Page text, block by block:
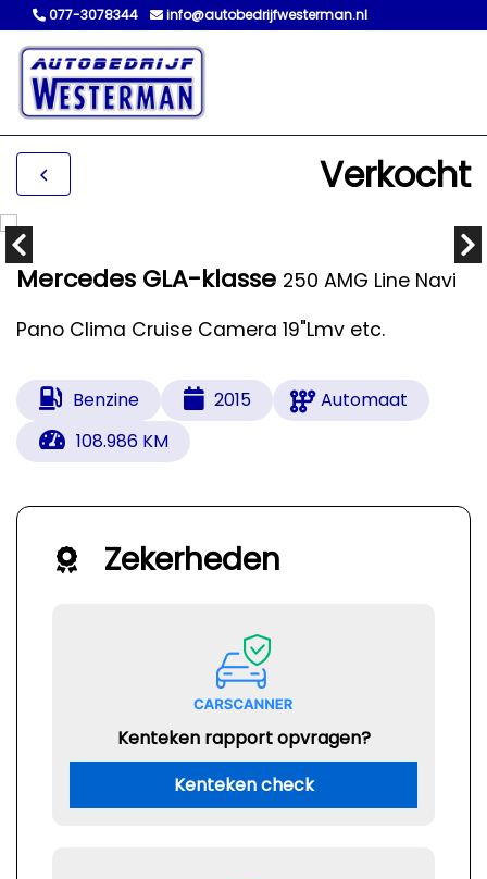
077-3078344 info@autobedrijfwesterman.nl
Verkocht
Mercedes GLA-klasse 250 AMG Line Navi
Pano Clima Cruise Camera 19"Lmv etc.
Benzine 2015
Automaat
108.986 KM
Zekerheden
Kenteken rapport opvragen?
Kenteken check